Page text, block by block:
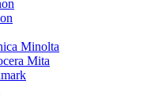
Minolta
Mita